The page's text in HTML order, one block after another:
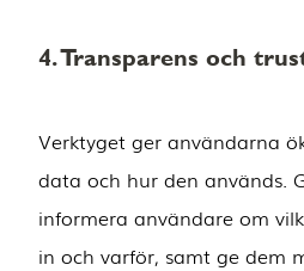
4. Transparens och
Verktyget ger användarna
data och hur den används.
informera användare om
in och varför, samt ge dem